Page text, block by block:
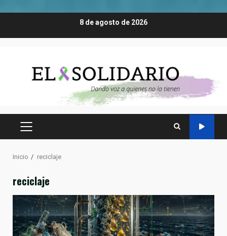
8 de agosto de 2026
MENÚ
Inicio reciclaje
reciclaje